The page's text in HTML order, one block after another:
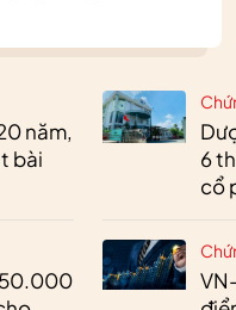
năm,
bài
50.000
6
cổ